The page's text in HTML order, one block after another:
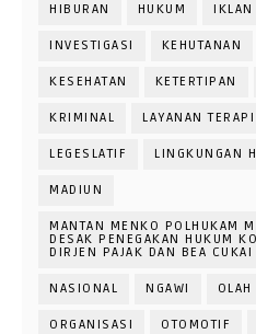
HIBURAN HUKUM IKLAN
INVESTIGASI KEHUTANAN
KESEHATAN KETERTIPAN
KRIMINAL LAYANAN
LEGESLATIF LINGKUNGAN
MADIUN
MANTAN MENKO POLHUKAM
DESAK PENEGAKAN HUKUM
DIRJEN PAJAK DAN BEA CUKAI
NASIONAL NGAWI OLAH
ORGANISASI OTOMOTIF